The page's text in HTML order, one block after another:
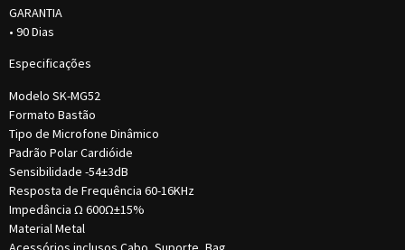
GARANTIA
• 90 Dias
Especificações
Modelo SK-MG52
Formato Bastão
Tipo de Microfone Dinâmico
Padrão Polar Cardióide
Sensibilidade -54±3dB
Resposta de Frequência 60-16KHz
Impedância Ω 600Ω±15%
Material Metal